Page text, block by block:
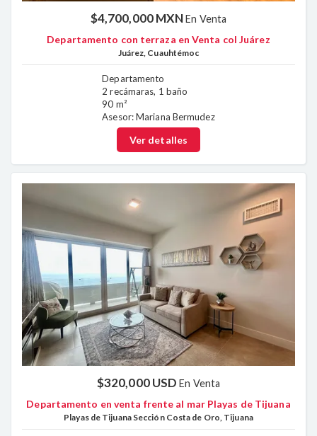
$4,700,000 MXNEn Venta
Departamento con terraza en Venta col Juárez
Juárez, Cuauhtémoc
Departamento
2 recámaras, 1 baño
90 m²
Asesor: Mariana Bermudez
Ver detalles
$320,000 USDEn Venta
Departamento en venta frente al mar Playas de Tijuana
Playas de Tijuana Sección Costa de Oro, Tijuana